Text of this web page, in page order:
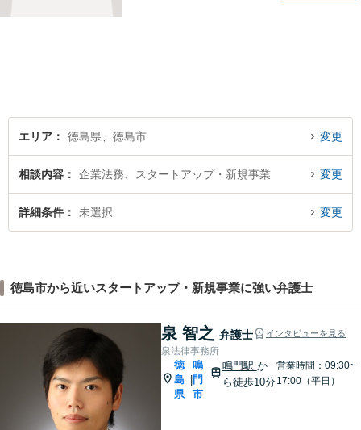
エリア 徳島県、徳島市 変更
相談内容 企業法務、スタートアップ・新規事業 変更
詳細条件 未選択 変更
徳島市から近いスタートアップ・新規事業に強い弁護士
泉 智之 弁護士 インタビューを見る
泉法律事務所
徳
島
県
鳴
門
市
鳴門駅 か
ら徒歩10分
営業時間：09:30~
17:00（平日）